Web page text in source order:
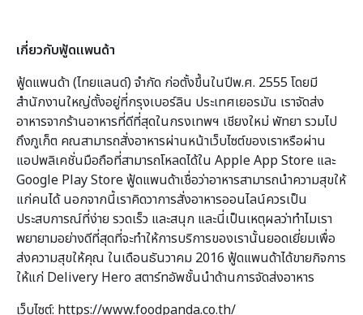
เกี่ยวกับฟู้ดแพนด้า
ฟู้ดแพนด้า (ไทยแลนด์) จำกัด ก่อตั้งขึ้นในปีพ.ศ. 2555 โดยมี
สำนักงานใหญ่ตั้งอยู่ที่กรุงเบอร์ลิน ประเทศเยอรมัน เราจัดส่ง
อาหารจากร้านอาหารที่ดีที่สุดในกรงเทพฯ เชียงใหม่ พัทยา รวมไป
ถึงภูเก็ต คณสามารถสั่งอาหารผ่านหน้าเว็บไซต์ของเราหรือผ่าน
แอปพลิเคชั่นมือถือที่สามารถโหลดได้ใน Apple App Store และ
Google Play Store ฟู้ดแพนด้าเชื่อว่าอาหารสามารถนำความสุขให้
แก่คนได้ นอกจากนี้เราคิดวาการสั่งอาหารออนไลน์ควรเป็น
ประสบการณ์ที่ง่าย รวดเร็ว และสนุก และนี่เป็นเหตุผลว่าทำไมเรา
พยายามอย่างดีที่สุดที่จะทำให้การบริการของเรานั้นยอดเยี่ยมเพื่อ
ส่งความสุขให้คุณ ในเดือนธันวาคม 2016 ฟู้ดแพนด้าได้ขายกิจการ
ให้แก่ Delivery Hero สตาร์ทอัพชั้นนำด้านการจัดส่งอาหาร
เว็บไซต์: https://www.foodpanda.co.th/